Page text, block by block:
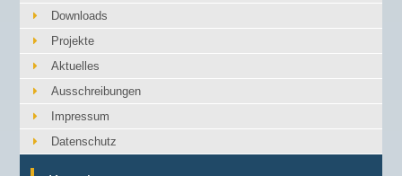
Downloads
Projekte
Aktuelles
Ausschreibungen
Impressum
Datenschutz